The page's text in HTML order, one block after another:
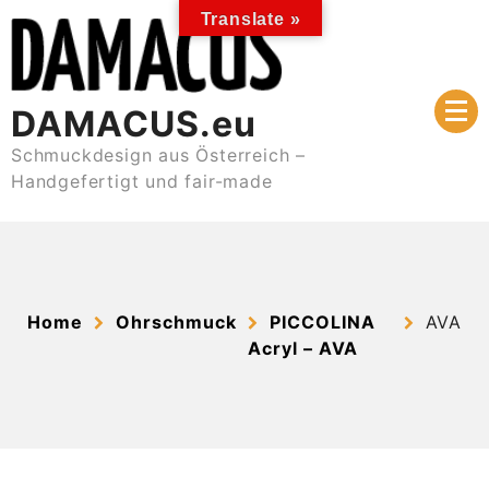
content
DAMACUS.eu
Schmuckdesign aus Österreich –
Handgefertigt und fair-made
Home Ohrschmuck
PICCOLINA
Acryl – AVA
AVA
Translate »